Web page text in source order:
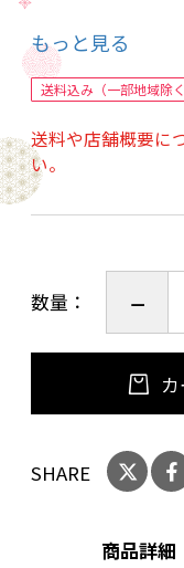
ご希望のカラー
未記入の場合、
もっと見る
送料込み（一部地域除く
送料や店舗概要に
い。
数量：
SHARE
商品詳細